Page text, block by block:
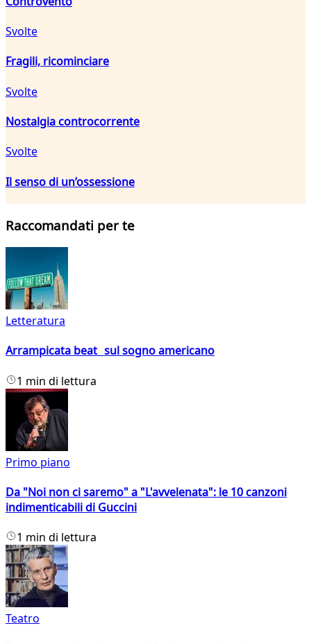
Svolte
Fragili, ricominciare
Svolte
Nostalgia controcorrente
Svolte
Il senso di un’ossessione
Raccomandati per te
Letteratura
Arrampicata beat sul sogno americano
1 min di lettura
Primo piano
Da "Noi non ci saremo" a "L'avvelenata": le 10 canzoni
indimenticabili di Guccini
1 min di lettura
Teatro